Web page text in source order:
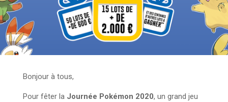
Bonjour à tous,
Pour fêter la Journée Pokémon 2020, un grand jeu